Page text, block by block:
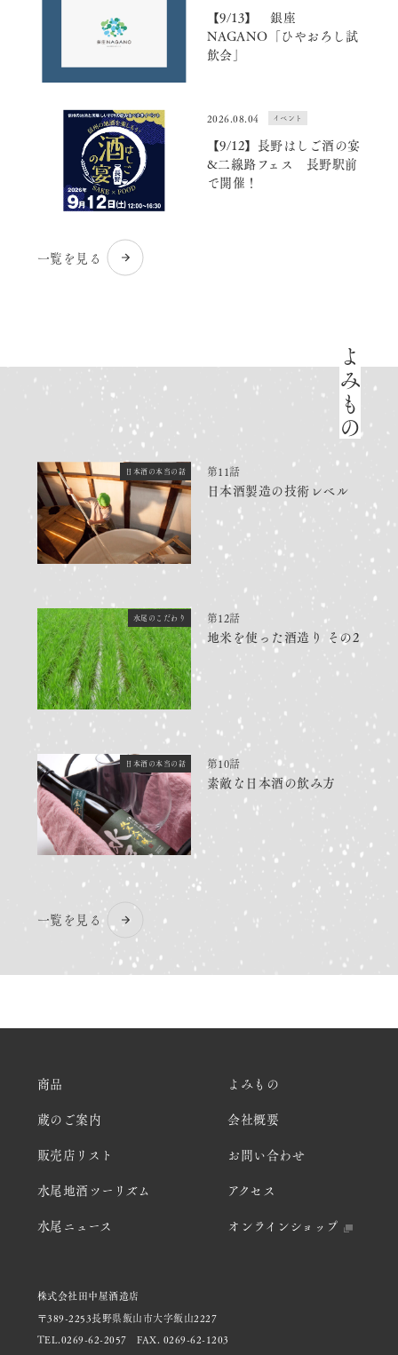
【9/13】 銀座
NAGANO「ひやおろし試
飲会」
2026.08.04 イベント
【9/12】長野はしご酒の宴
&二線路フェス 長野駅前
で開催！
一覧を見る
よみもの
日本酒の本当の話 第11話
日本酒製造の技術レベル
水尾のこだわり 第12話
地米を使った酒造り その2
日本酒の本当の話 第10話
素敵な日本酒の飲み方
一覧を見る
商品
蔵のご案内
販売店リスト
水尾地酒ツーリズム
水尾ニュース
よみもの
会社概要
お問い合わせ
アクセス
オンラインショップ
株式会社田中屋酒造店
〒389-2253長野県飯山市大字飯山2227
TEL.0269-62-2057
FAX. 0269-62-1203